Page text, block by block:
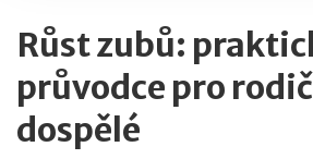
Růst zubů:
průvodce pro
dospělé